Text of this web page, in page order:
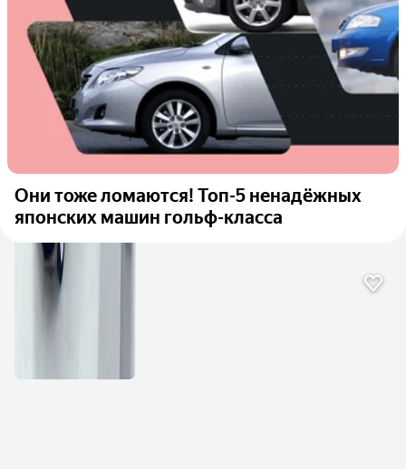
Они тоже ломаются! Топ-5 ненадёжных
японских машин гольф-класса